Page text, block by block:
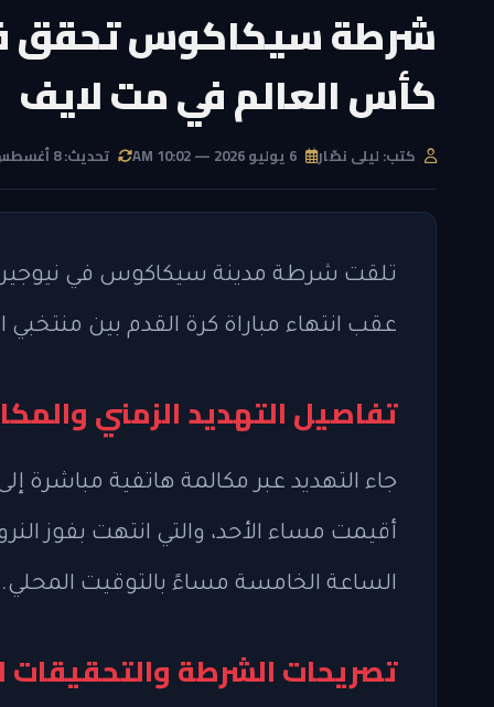
شرطة سيكاكوس تحقق في
كأس العالم في مت لايف
كتب: ليلى نصّار تحديث: 8 أغسطس 2026 — 1:52 AM
تلقت شرطة مدينة سيكاكوس في
عقب انتهاء مباراة كرة القدم بين
تفاصيل التهديد الزمني
جاء التهديد عبر مكالمة هاتفية
الساعة الخامسة مساءً بالتوقيت المحلي.
تصريحات الشرطة والتحقيقات